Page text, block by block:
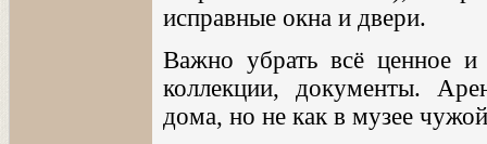
исправные окна и двери.
Важно убрать всё ценное и
коллекции, документы.
дома, но не как в музее